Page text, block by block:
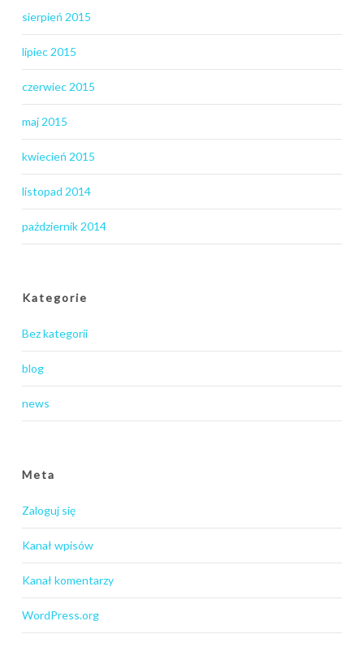
sierpień 2015
lipiec 2015
czerwiec 2015
maj 2015
kwiecień 2015
listopad 2014
październik 2014
Kategorie
Bez kategorii
blog
news
Meta
Zaloguj się
Kanał wpisów
Kanał komentarzy
WordPress.org